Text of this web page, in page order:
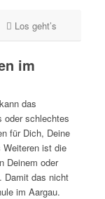
Los geht’s
im
das
oder schlechtes
für Dich, Deine
Weiteren ist die
Deinem oder
Damit das nicht
im Aargau.